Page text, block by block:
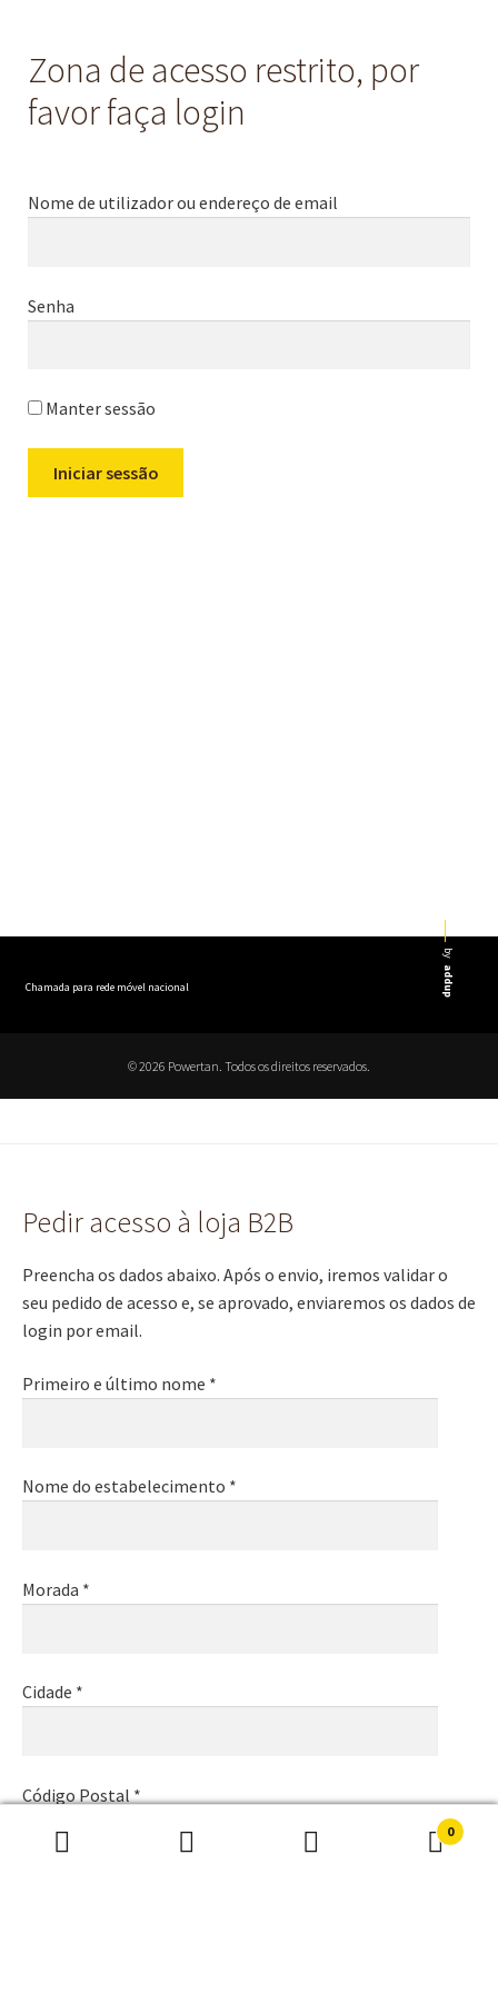
Zona de acesso restrito, por
favor faça login
Nome de utilizador ou endereço de email
Senha
Manter sessão
Chamada para rede móvel nacional
by
addup
Pesquisar
Pesquisa
0
© 2026 Powertan. Todos os direitos reservados.
Pedir acesso à loja B2B
Preencha os dados abaixo. Após o envio, iremos validar o
seu pedido de acesso e, se aprovado, enviaremos os dados de
login por email.
Primeiro e último nome *
Nome do estabelecimento *
Morada *
Cidade *
Código Postal *